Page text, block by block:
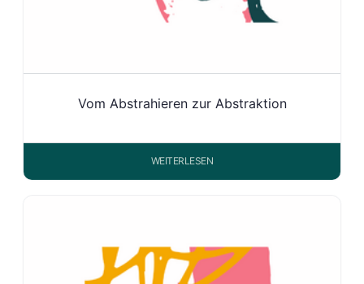
Vom Abstrahieren zur Abstraktion
WEITERLESEN